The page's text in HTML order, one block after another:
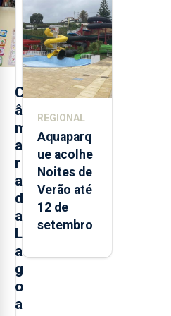
C
â
m
a
r
a
d
a
L
a
g
o
a
alimentos
entre
2021 e
2025 nos
Açores
REGIONAL
Aquaparq
ue acolhe
Noites de
Verão até
12 de
setembro